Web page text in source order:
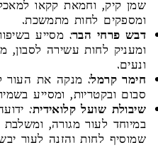
שמן קיק, וחמאת קקאו
ומספקים לחות מתמשכת.
דבש פרחי הבר: מסייע
ומעניק לחות עשירה
ונעים.
חימר קרמל: מנקה את העור
סבום ובקטריות, ומסייע
שיבולת שועל קלואידית:
במיוחד לעור מגורה,
שמוסיף לחות והזנה לעור